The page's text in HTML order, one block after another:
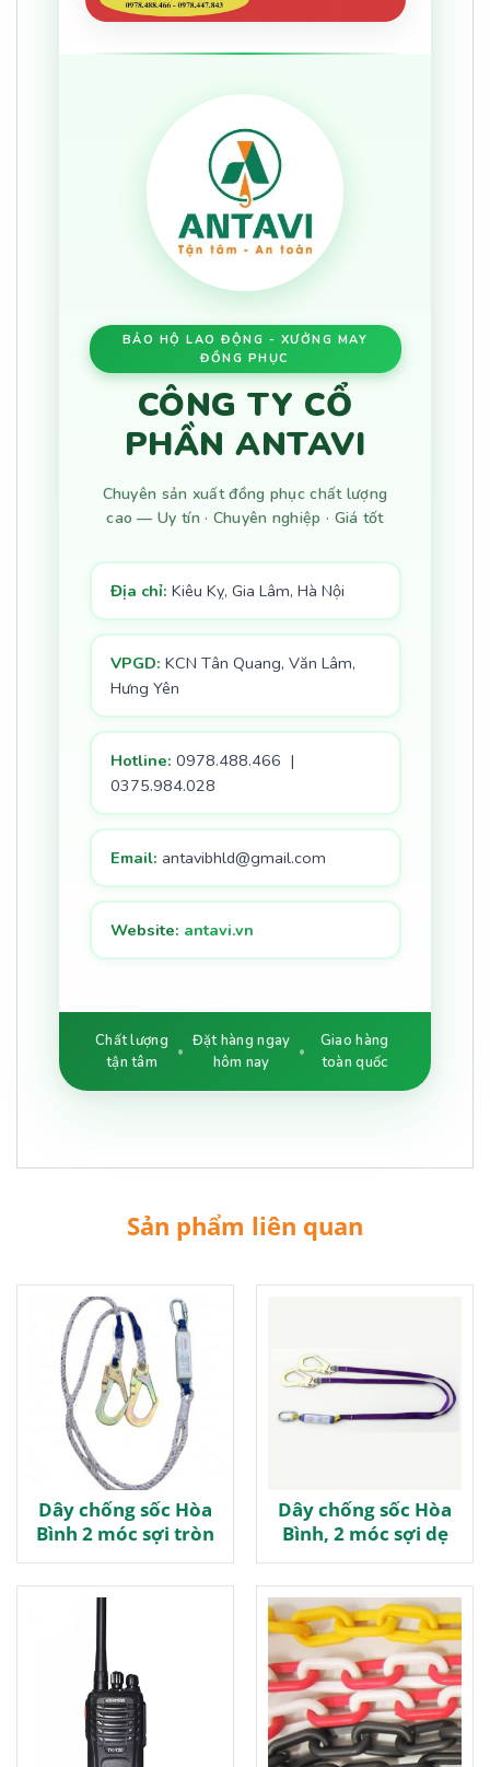
BẢO HỘ LAO ĐỘNG - XƯỞNG MAY
ĐỒNG PHỤC
CÔNG TY CỔ
PHẦN ANTAVI
Chuyên sản xuất đồng phục chất lượng
cao — Uy tín · Chuyên nghiệp · Giá tốt
Địa chỉ: Kiêu Kỵ, Gia Lâm, Hà Nội
VPGD: KCN Tân Quang, Văn Lâm,
Hưng Yên
Hotline: 0978.488.466 |
0375.984.028
Email: antavibhld@gmail.com
Website: antavi.vn
Chất lượng
tận tâm
Đặt hàng ngay
hôm nay
Giao hàng
toàn quốc
Sản phẩm liên quan
Dây chống sốc Hòa
Bình 2 móc sợi tròn
Dây chống sốc Hòa
Bình, 2 móc sợi dẹ